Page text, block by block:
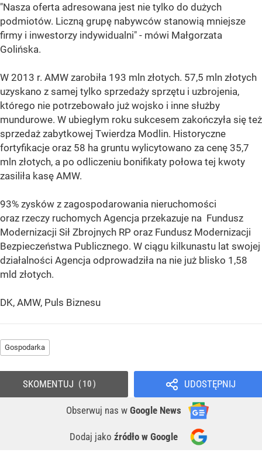
"Nasza oferta adresowana jest nie tylko do dużych
podmiotów. Liczną grupę nabywców stanowią mniejsze
firmy i inwestorzy indywidualni" - mówi Małgorzata
Golińska.
W 2013 r. AMW zarobiła 193 mln złotych. 57,5 mln złotych
uzyskano z samej tylko sprzedaży sprzętu i uzbrojenia,
którego nie potrzebowało już wojsko i inne służby
mundurowe. W ubiegłym roku sukcesem zakończyła się też
sprzedaż zabytkowej Twierdza Modlin. Historyczne
fortyfikacje oraz 58 ha gruntu wylicytowano za cenę 35,7
mln złotych, a po odliczeniu bonifikaty połowa tej kwoty
zasiliła kasę AMW.
93% zysków z zagospodarowania nieruchomości
oraz rzeczy ruchomych Agencja przekazuje na Fundusz
Modernizacji Sił Zbrojnych RP oraz Fundusz Modernizacji
Bezpieczeństwa Publicznego. W ciągu kilkunastu lat swojej
działalności Agencja odprowadziła na nie już blisko 1,58
mld złotych.
DK, AMW, Puls Biznesu
Gospodarka
UDOSTĘPNIJ
Obserwuj nas w Google News
Dodaj jako źródło w Google
SKOMENTUJ 10